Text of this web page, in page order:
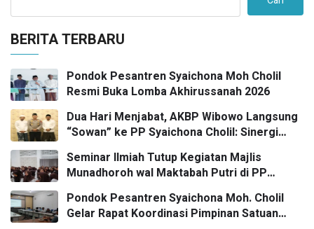
BERITA TERBARU
Pondok Pesantren Syaichona Moh Cholil
Resmi Buka Lomba Akhirussanah 2026
Dua Hari Menjabat, AKBP Wibowo Langsung
“Sowan” ke PP Syaichona Cholil: Sinergi
Kunci Bangkalan Madani
Seminar Ilmiah Tutup Kegiatan Majlis
Munadhoroh wal Maktabah Putri di PP
Pondok Pesantren Syaichona Moh. Cholil
Gelar Rapat Koordinasi Pimpinan Satuan